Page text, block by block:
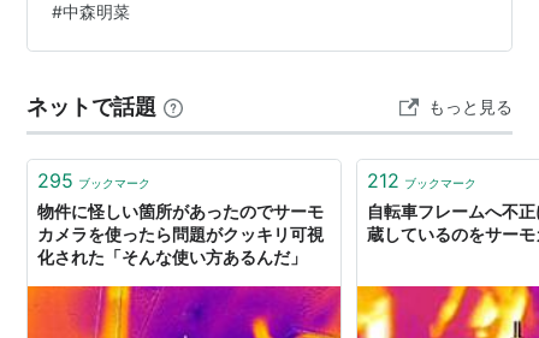
この映像は、放送したときに私はテレビで見てた。 男の
人がこんな感じで緊張しながら興奮してるのって、 なん
#中森明菜
ネットで話題 もっと見る
295 ブックマーク
物件に怪しい箇所があったのでサーモ
カメラを使ったら問題がクッキリ可視
化された「そんな使い方あるんだ」
212 ブックマーク
自転車フレームへ不
蔵しているのをサー